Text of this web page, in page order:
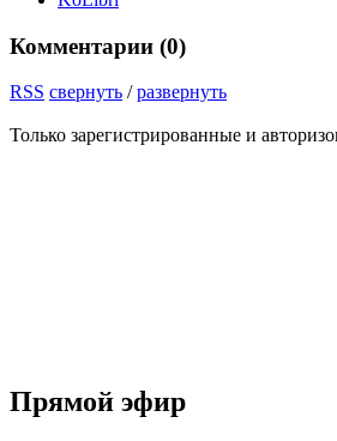
Комментарии (0)
RSS свернуть /развернуть
Только зарегистрированные и
Прямой эфир